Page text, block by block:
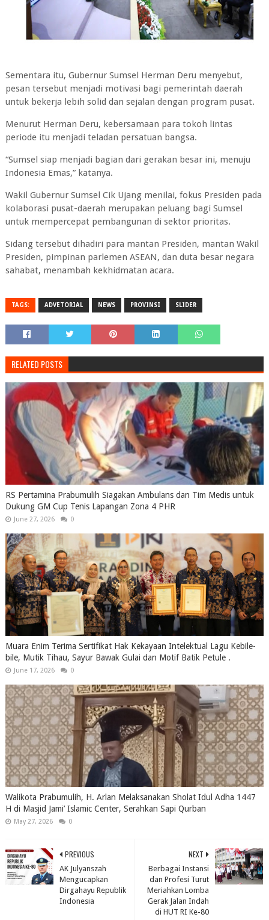
Sementara itu, Gubernur Sumsel Herman Deru menyebut,
pesan tersebut menjadi motivasi bagi pemerintah daerah
untuk bekerja lebih solid dan sejalan dengan program pusat.
Menurut Herman Deru, kebersamaan para tokoh lintas
periode itu menjadi teladan persatuan bangsa.
“Sumsel siap menjadi bagian dari gerakan besar ini, menuju
Indonesia Emas,” katanya.
Wakil Gubernur Sumsel Cik Ujang menilai, fokus Presiden pada
kolaborasi pusat-daerah merupakan peluang bagi Sumsel
untuk mempercepat pembangunan di sektor prioritas.
Sidang tersebut dihadiri para mantan Presiden, mantan Wakil
Presiden, pimpinan parlemen ASEAN, dan duta besar negara
sahabat, menambah kekhidmatan acara.
TAGS: ADVETORIAL NEWS PROVINSI SLIDER
RELATED POSTS
RS Pertamina Prabumulih Siagakan Ambulans dan Tim Medis untuk
Dukung GM Cup Tenis Lapangan Zona 4 PHR
June 27, 2026 0
Muara Enim Terima Sertifikat Hak Kekayaan Intelektual Lagu Kebile-
bile, Mutik Tihau, Sayur Bawak Gulai dan Motif Batik Petule .
June 17, 2026 0
Walikota Prabumulih, H. Arlan Melaksanakan Sholat Idul Adha 1447
H di Masjid Jami’ Islamic Center, Serahkan Sapi Qurban
May 27, 2026 0
NEXT
Berbagai Instansi
dan Profesi Turut
Meriahkan Lomba
Gerak Jalan Indah
di HUT RI Ke-80
PREVIOUS
AK Julyanszah
Mengucapkan
Dirgahayu Republik
Indonesia